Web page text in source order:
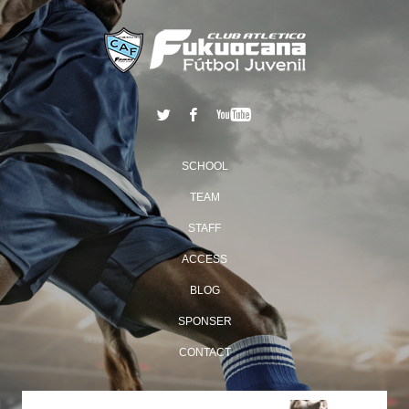
SCHOOL
TEAM
STAFF
ACCESS
BLOG
SPONSER
CONTACT